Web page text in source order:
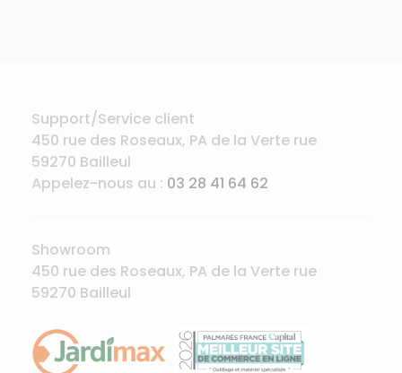
Support/Service client
450 rue des Roseaux, PA de la Verte rue
59270 Bailleul
Appelez-nous au : 03 28 41 64 62
Showroom
450 rue des Roseaux, PA de la Verte rue
59270 Bailleul